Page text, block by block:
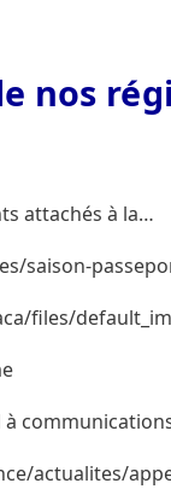
nos
attachés à la…
saison-
files/
à
actualites/